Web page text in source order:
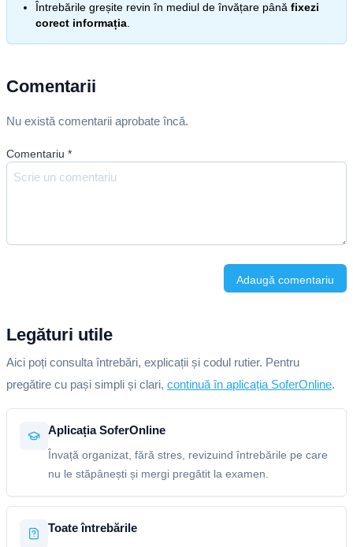
Întrebările greșite revin în mediul de învățare până fixezi
corect informația
Comentarii
Nu există comentarii aprobate încă.
Comentariu *
Adaugă comentariu
Legături utile
Aici poți consulta întrebări, explicații și codul rutier. Pentru
pregătire cu pași simpli și clari, continuă în aplicația SoferOnline.
Aplicația SoferOnline
Învață organizat, fără stres, revizuind întrebările pe care
nu le stăpânești și mergi pregătit la examen.
Toate întrebările